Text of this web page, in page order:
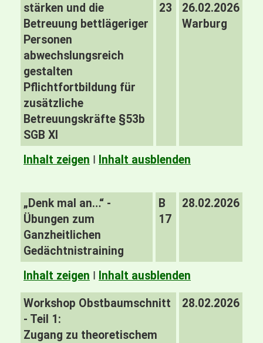
stärken und die
Betreuung bettlägeriger
Personen
abwechslungsreich
gestalten
Pflichtfortbildung für
zusätzliche
Betreuungskräfte §53b
SGB XI
23
26.02.2026
Warburg
Inhalt zeigen I Inhalt ausblenden
„Denk mal an…“ -
Übungen zum
Ganzheitlichen
Gedächtnistraining
B
17
28.02.2026
Inhalt zeigen I Inhalt ausblenden
Workshop Obstbaumschnitt
- Teil 1:
Zugang zu theoretischem
28.02.2026